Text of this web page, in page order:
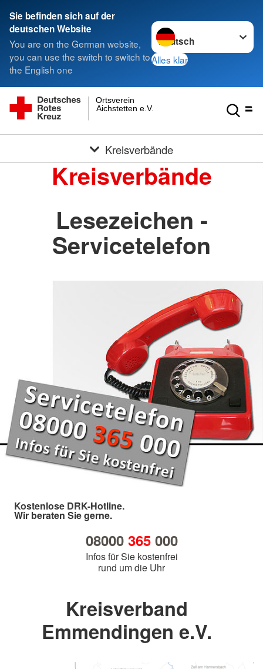
Sie befinden sich auf der
deutschen Website
You are on the German website,
you can use the switch to switch to
the English one
Sprache wechseln zu
Alles klar
Aichstetten e.V.
Ortsverein
Kreisverbände
Kreisverbände
Lesezeichen -
Servicetelefon
Kostenlose DRK-Hotline.
Wir beraten Sie gerne.
08000 365000
Infos für Sie kostenfrei
rund um die Uhr
Kreisverband
Emmendingen e.V.